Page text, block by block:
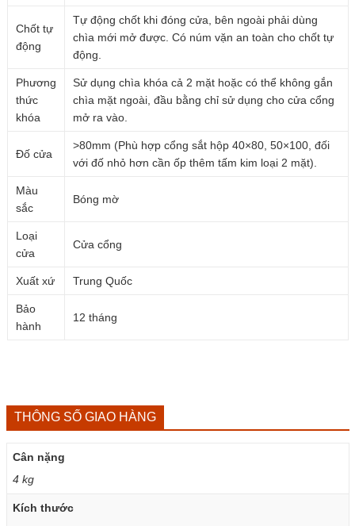
Chốt tự
động
Tự động chốt khi đóng cửa, bên ngoài phải dùng
chìa mới mở được. Có núm vặn an toàn cho chốt tự
động.
Phương
thức
khóa
Sử dụng chìa khóa cả 2 mặt hoặc có thể không gắn
chìa mặt ngoài, đầu bằng chỉ sử dụng cho cửa cổng
mở ra vào.
Đố cửa
>80mm (Phù hợp cổng sắt hộp 40×80, 50×100, đối
với đố nhỏ hơn cần ốp thêm tấm kim loại 2 mặt).
Màu
sắc
Bóng mờ
Loại
cửa
Cửa cổng
Xuất xứ Trung Quốc
Bảo
hành
12 tháng
THÔNG SỐ GIAO HÀNG
Cân nặng
4 kg
Kích thước